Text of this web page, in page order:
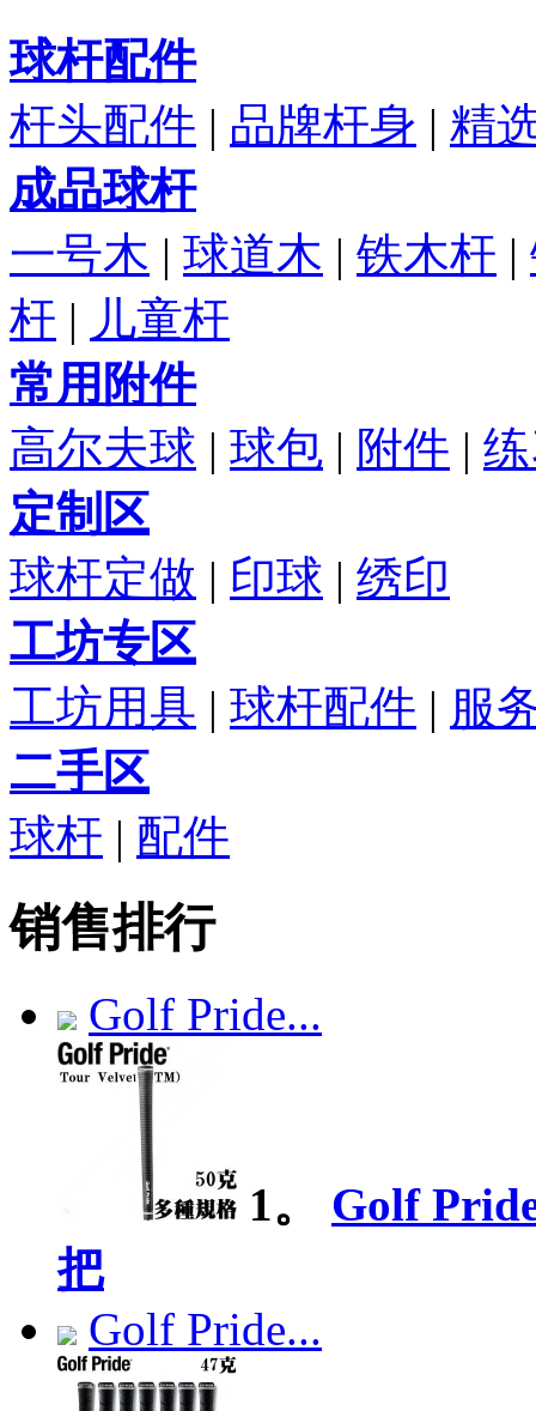
球杆配件
杆头配件 | 品牌杆身 | 精
成品球杆
一号木 | 球道木 | 铁木杆 |
杆 | 儿童杆
常用附件
高尔夫球 | 球包 | 附件 |
定制区
球杆定做 | 印球 | 绣印
工坊专区
工坊用具 | 球杆配件 | 服
二手区
球杆 | 配件
销售排行
Golf Pride...
1。
Golf
把
Golf Pride...